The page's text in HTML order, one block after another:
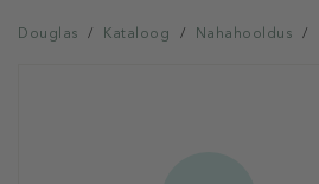
Douglas / Kataloog / Nahahooldus /